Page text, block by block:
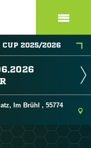
CUP 2025/2026
Im Brühl , 55774